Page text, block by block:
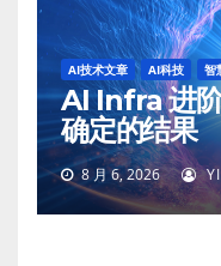
AI技术文章 AI科技 智
AI Infra 进
确定的结果
8 月 6, 2026